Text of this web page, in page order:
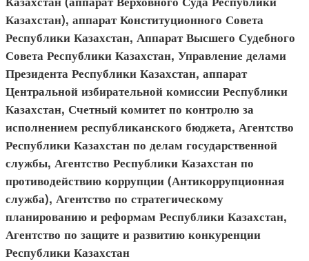
Казахстан), аппарат Конституционного Совета
Республики Казахстан, Аппарат Высшего Судебного
Совета Республики Казахстан, Управление делами
Президента Республики Казахстан, аппарат
Центральной избирательной комиссии Республики
Казахстан, Счетный комитет по контролю за
исполнением республиканского бюджета, Агентство
Республики Казахстан по делам государственной
службы, Агентство Республики Казахстан по
противодействию коррупции (Антикоррупционная
служба), Агентство по стратегическому
планированию и реформам Республики Казахстан,
Агентство по защите и развитию конкуренции
Республики Казахстан